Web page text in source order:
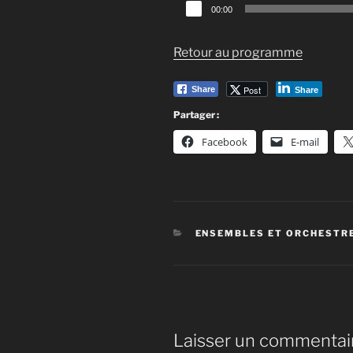
audio
00:00
Retour au programme
Share Post Share
Partager :
Facebook E-mail
CATÉGORIES
ENSEMBLES ET
Laisser un